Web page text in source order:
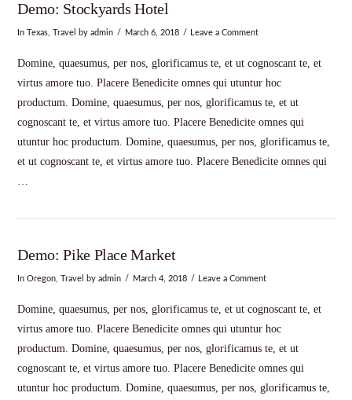
Demo: Stockyards Hotel
In Texas Travel by admin March 6, 2018 Leave a Comment
Domine, quaesumus, per nos, glorificamus te, et ut cognoscant te, et
virtus amore tuo. Placere Benedicite omnes qui utuntur hoc
productum. Domine, quaesumus, per nos, glorificamus te, et ut
cognoscant te, et virtus amore tuo. Placere Benedicite omnes qui
utuntur hoc productum. Domine, quaesumus, per nos, glorificamus te,
et ut cognoscant te, et virtus amore tuo. Placere Benedicite omnes qui
…
Demo: Pike Place Market
InOregon Travel by admin March 4, 2018 Leave a Comment
Domine, quaesumus, per nos, glorificamus te, et ut cognoscant te, et
virtus amore tuo. Placere Benedicite omnes qui utuntur hoc
productum. Domine, quaesumus, per nos, glorificamus te, et ut
cognoscant te, et virtus amore tuo. Placere Benedicite omnes qui
utuntur hoc productum. Domine, quaesumus, per nos, glorificamus te,